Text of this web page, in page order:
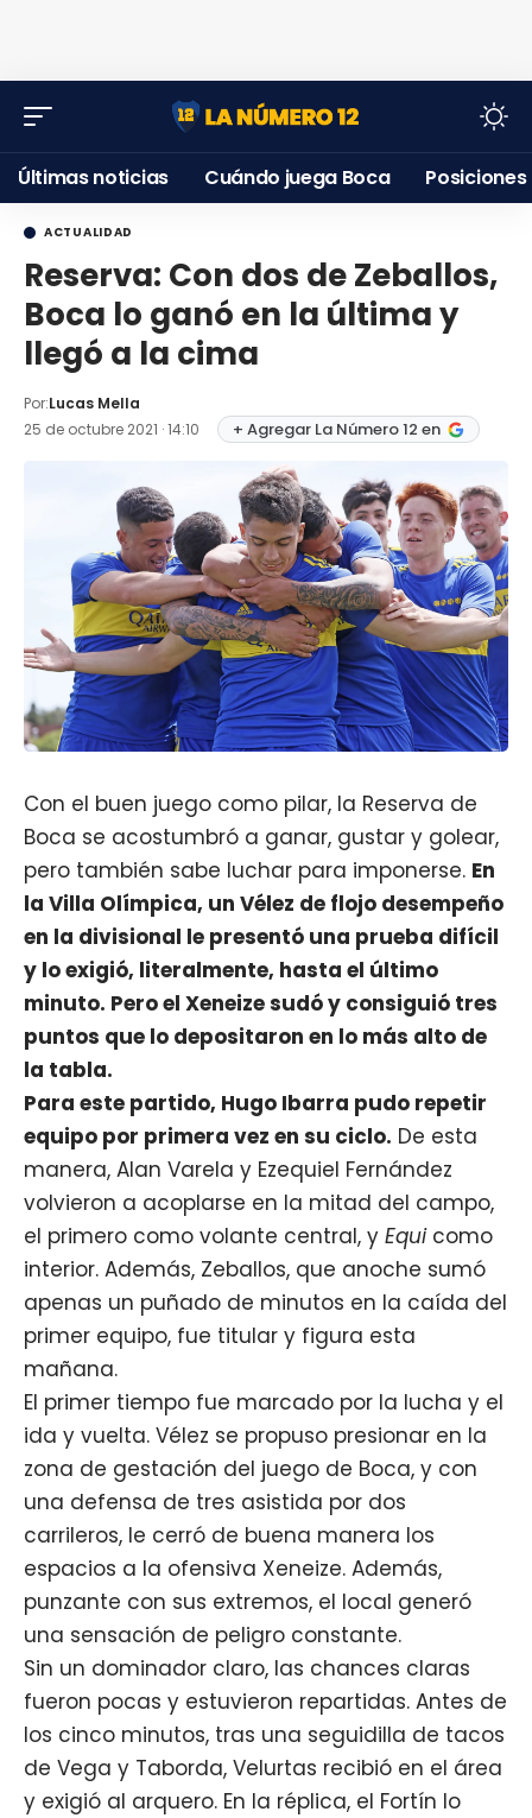
Últimas noticias Cuándo juega Boca Posiciones
ACTUALIDAD
Reserva: Con dos de Zeballos,
Boca lo ganó en la última y
llegó a la cima
Por:Lucas Mella
25 de octubre 2021 · 14:10
+ Agregar La Número 12 en
Con el buen juego como pilar, la Reserva de
Boca se acostumbró a ganar, gustar y golear,
pero también sabe luchar para imponerse. En
la Villa Olímpica, un Vélez de flojo desempeño
en la divisional le presentó una prueba difícil
y lo exigió, literalmente, hasta el último
minuto. Pero el Xeneize sudó y consiguió tres
puntos que lo depositaron en lo más alto de
la tabla.
Para este partido, Hugo Ibarra pudo repetir
equipo por primera vez en su ciclo. De esta
manera, Alan Varela y Ezequiel Fernández
volvieron a acoplarse en la mitad del campo,
el primero como volante central, y Equicomo
interior. Además, Zeballos, que anoche sumó
apenas un puñado de minutos en la caída del
primer equipo, fue titular y figura esta
mañana.
El primer tiempo fue marcado por la lucha y el
ida y vuelta. Vélez se propuso presionar en la
zona de gestación del juego de Boca, y con
una defensa de tres asistida por dos
carrileros, le cerró de buena manera los
espacios a la ofensiva Xeneize. Además,
punzante con sus extremos, el local generó
una sensación de peligro constante.
Sin un dominador claro, las chances claras
fueron pocas y estuvieron repartidas. Antes de
los cinco minutos, tras una seguidilla de tacos
de Vega y Taborda, Velurtas recibió en el área
y exigió al arquero. En la réplica, el Fortín lo